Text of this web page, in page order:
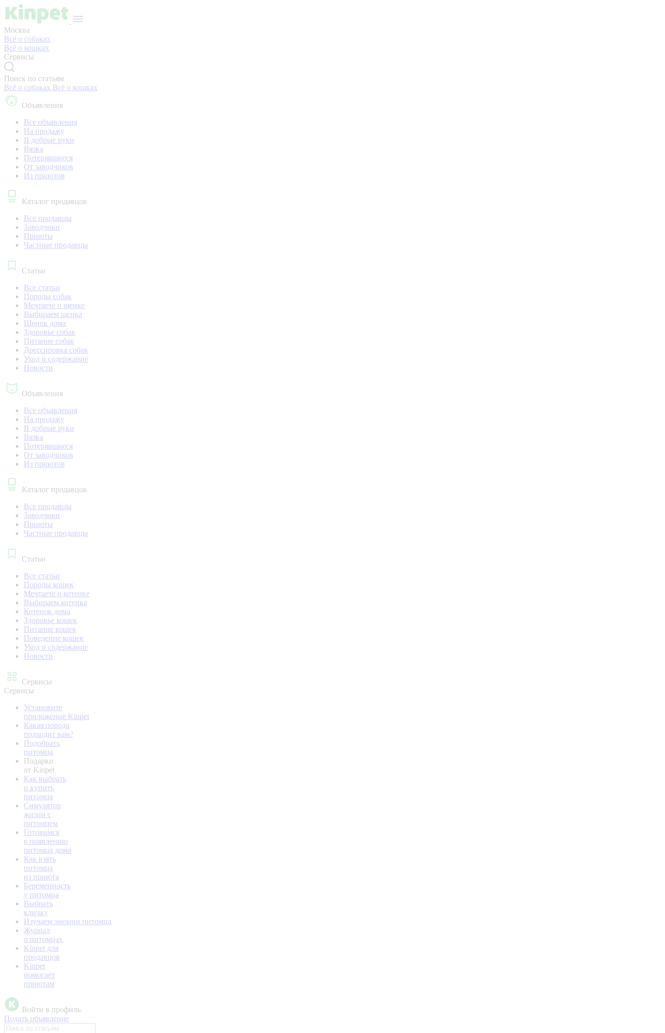
Москва
Всё о собаках
Всё о кошках
Сервисы
Поиск по статьям
Всё о собаках Всё о кошках
Объявления
Все объявления
На продажу
В добрые руки
Вязка
Потерявшиеся
От заводчиков
Из приютов
Каталог продавцов
Все продавцы
Заводчики
Приюты
Частные продавцы
Статьи
Все статьи
Породы собак
Мечтаете о щенке
Выбираем щенка
Щенок дома
Здоровье собак
Питание собак
Дрессировка собак
Уход и содержание
Новости
Объявления
Все объявления
На продажу
В добрые руки
Вязка
Потерявшиеся
От заводчиков
Из приютов
Каталог продавцов
Все продавцы
Заводчики
Приюты
Частные продавцы
Статьи
Все статьи
Породы кошек
Мечтаете о котенке
Выбираем котенка
Котенок дома
Здоровье кошек
Питание кошек
Поведение кошек
Уход и содержание
Новости
Сервисы
Сервисы
Установите
приложение Kinpet
Какая порода
подходит вам?
Подобрать
питомца
Подарки
от Kinpet
Как выбрать
и купить
питомца
Симулятор
жизни с
питомцем
Готовимся
к появлению
питомца дома
Как взять
питомца
из приюта
Беременность
у питомца
Выбрать
кличку
Изучаем эмоции питомца
Журнал
о питомцах
Kinpet для
продавцов
Kinpet
помогает
приютам
Войти в профиль
Подать объявление